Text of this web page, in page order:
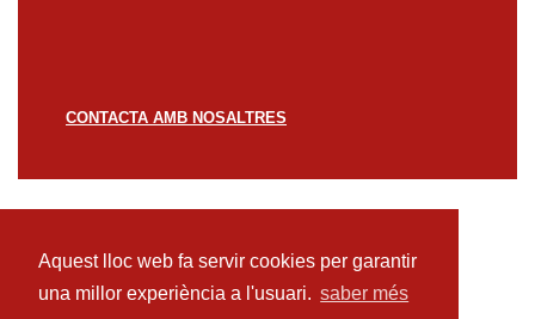
Aquest lloc web fa servir cookies per garantir
una millor experiència a l'usuari. saber més
CONTACTA AMB NOSALTRES